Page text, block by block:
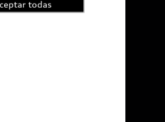
todas